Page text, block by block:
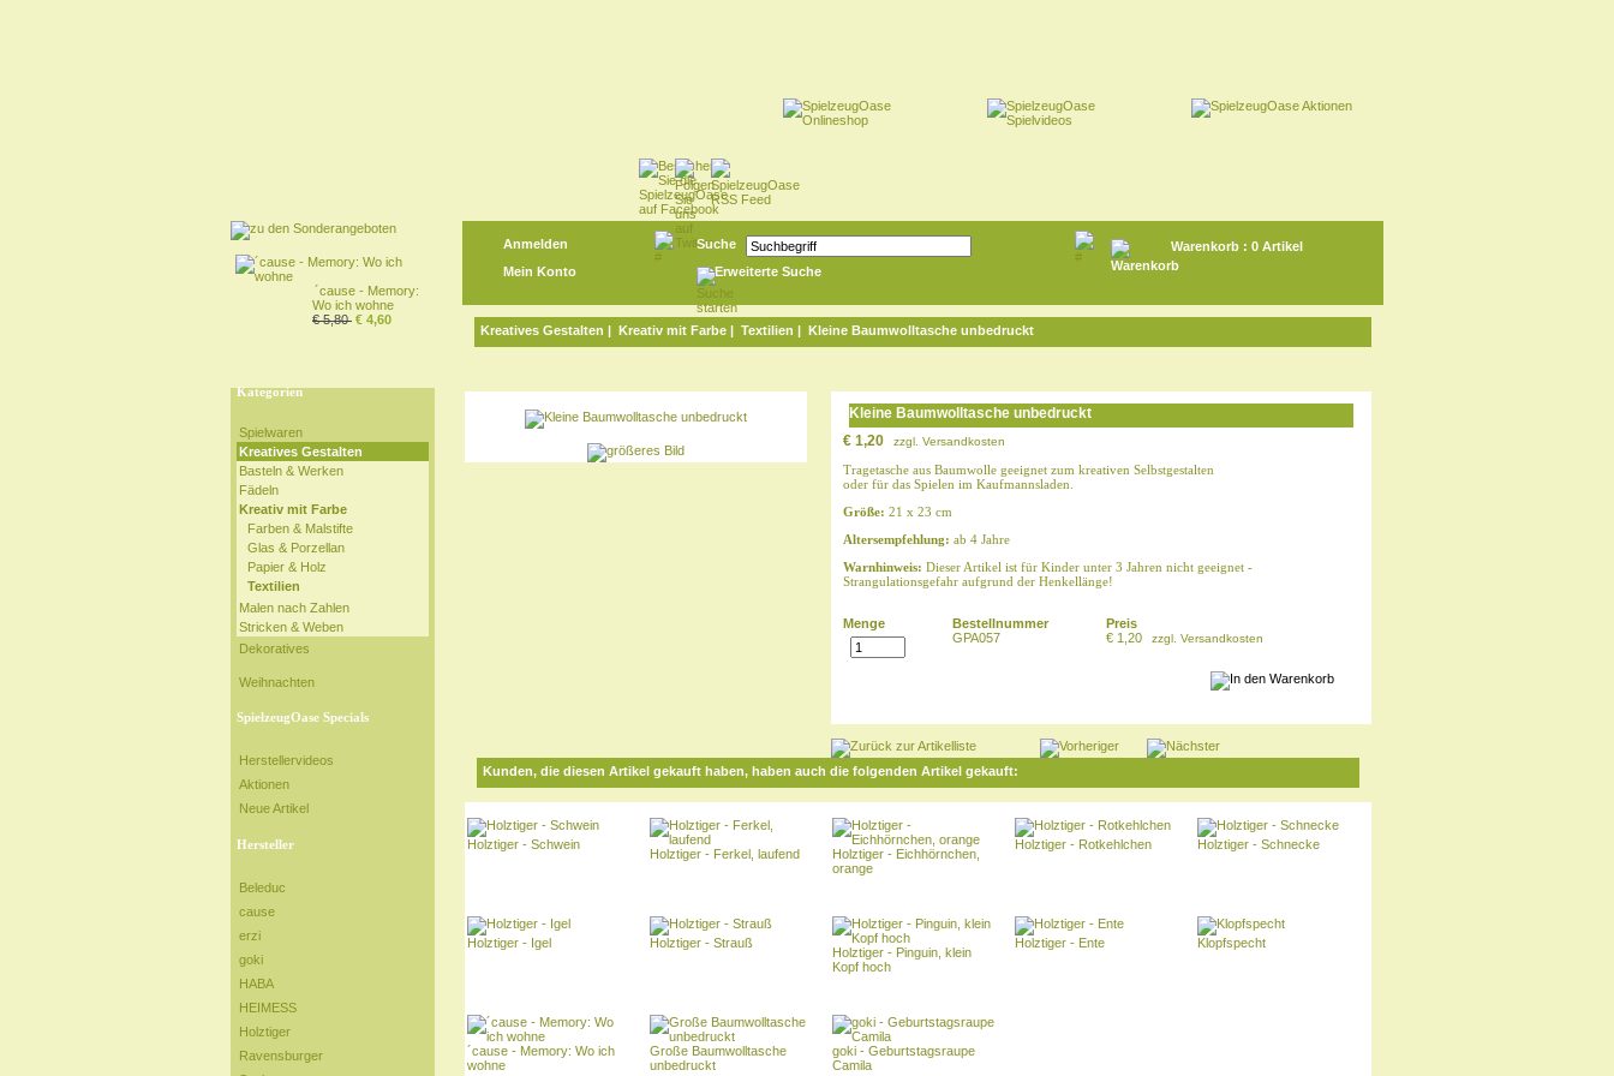
´cause - Memory:
Wo ich wohne
€ 5,80 € 4,60
Anmelden
Mein Konto
Suche
Erweiterte Suche
Warenkorb : 0 Artikel
Kreatives Gestalten | Kreativ mit Farbe | Textilien | Kleine Baumwolltasche unbedruckt
Kategorien
Spielwaren
Kreatives Gestalten
Basteln & Werken
Fädeln
Kreativ mit Farbe
Farben & Malstifte
Glas & Porzellan
Papier & Holz
Textilien
Malen nach Zahlen
Stricken & Weben
Dekoratives
Weihnachten
SpielzeugOase Specials
Herstellervideos
Aktionen
Neue Artikel
Hersteller
Beleduc
cause
erzi
goki
HABA
HEIMESS
Holztiger
Ravensburger
Kleine Baumwolltasche unbedruckt
€ 1,20
zzgl. Versandkosten
Tragetasche aus Baumwolle geeignet zum kreativen Selbstgestalten
oder für das Spielen im Kaufmannsladen.
Größe: 21 x 23 cm
Altersempfehlung: ab 4 Jahre
Warnhinweis: Dieser Artikel ist für Kinder unter 3 Jahren nicht geeignet -
Strangulationsgefahr aufgrund der Henkellänge!
Menge
Bestellnummer
GPA057
Preis
€ 1,20
zzgl. Versandkosten
Kunden, die diesen Artikel gekauft haben, haben auch die folgenden Artikel gekauft:
Holztiger - Schwein
Holztiger - Ferkel, laufend
Holztiger - Eichhörnchen,
orange
Holztiger - Rotkehlchen Holztiger - Schnecke
Holztiger - Igel Holztiger - Strauß
Holztiger - Pinguin, klein
Kopf hoch
Holztiger - Ente Klopfspecht
´cause - Memory: Wo ich
wohne
Große Baumwolltasche
unbedruckt
goki - Geburtstagsraupe
Camila